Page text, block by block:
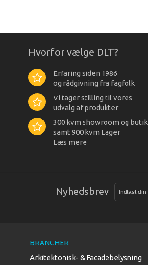
Hvorfor vælge DLT?
Erfaring siden 1986
og rådgivning fra fagfolk
Vi tager stilling til vores
udvalg af produkter
300 kvm showroom og butik
samt 900 kvm Lager
Læs mere
Nyhedsbrev
BRANCHER
Arkitektonisk- & Facadebelysning